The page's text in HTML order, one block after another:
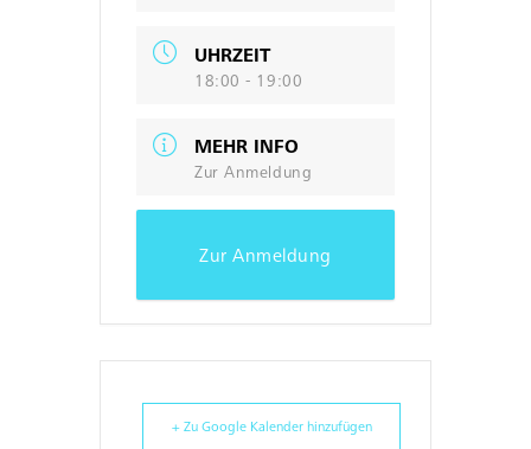
UHRZEIT
18:00 - 19:00
MEHR INFO
Zur Anmeldung
Zur Anmeldung
+ Zu Google Kalender hinzufügen